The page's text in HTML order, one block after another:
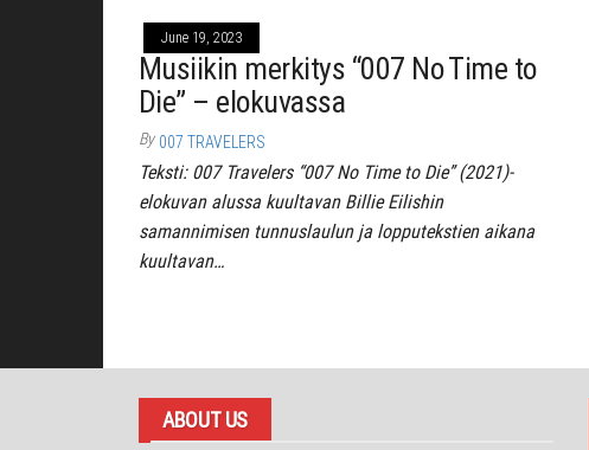
June 19, 2023
Musiikin merkitys “007 No Time to
Die” – elokuvassa
By 007 TRAVELERS
Teksti: 007 Travelers “007 No Time to Die” (2021)-
elokuvan alussa kuultavan Billie Eilishin
samannimisen tunnuslaulun ja lopputekstien aikana
kuultavan…
pagination
ABOUT US